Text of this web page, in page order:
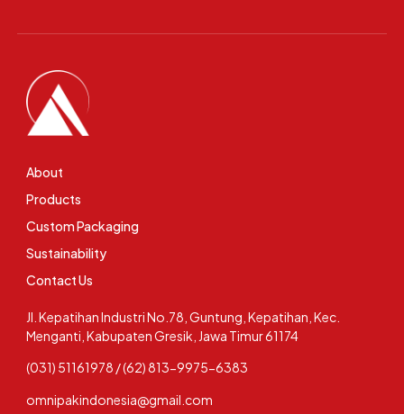
Jl. Kepatihan Industri No.78, Guntung, Kepatihan, Kec.
Menganti, Kabupaten Gresik, Jawa Timur 61174
(031) 51161978 / (62) 813-9975-6383
omnipakindonesia@gmail.com
About
Products
Custom Packaging
Sustainability
Contact Us